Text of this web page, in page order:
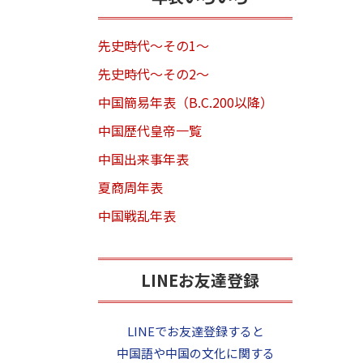
先史時代～その1～
先史時代～その2～
中国簡易年表（B.C.200以降）
中国歴代皇帝一覧
中国出来事年表
夏商周年表
中国戦乱年表
LINEお友達登録
LINEでお友達登録すると
中国語や中国の文化に関する